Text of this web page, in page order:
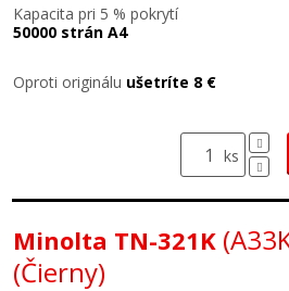
Kapacita pri 5 % pokrytí
50000 strán A4
Oproti originálu ušetríte 8 €
ks
Minolta TN-321K
(Čierny)